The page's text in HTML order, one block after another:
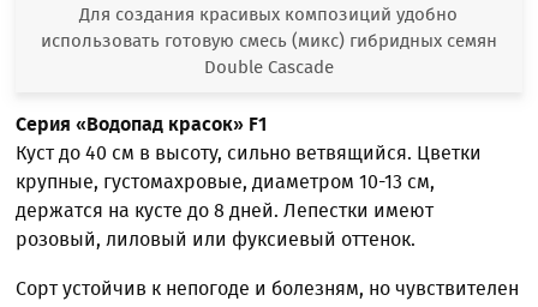
Для создания красивых композиций удобно
использовать готовую смесь (микс) гибридных семян
Double Cascade
Серия «Водопад красок» F1
Куст до 40 см в высоту, сильно ветвящийся. Цветки
крупные, густомахровые, диаметром 10-13 см,
держатся на кусте до 8 дней. Лепестки имеют
розовый, лиловый или фуксиевый оттенок.
Сорт устойчив к непогоде и болезням, но чувствителен